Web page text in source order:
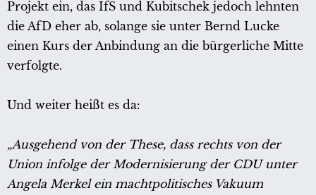
Projekt ein, das IfS und Kubitschek jedoch lehnten
die AfD eher ab, solange sie unter Bernd Lucke
einen Kurs der Anbindung an die bürgerliche Mitte
verfolgte.
Und weiter heißt es da:
„Ausgehend von der These, dass rechts von der
Union infolge der Modernisierung der CDU unter
Angela Merkel ein machtpolitisches Vakuum